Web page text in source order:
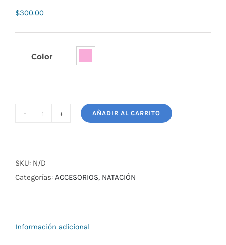
$300.00
Color
ARENA
(2-
AÑADIR AL CARRITO
SKU: N/D
Categorías: ACCESORIOS, NATACIÓN
Información adicional